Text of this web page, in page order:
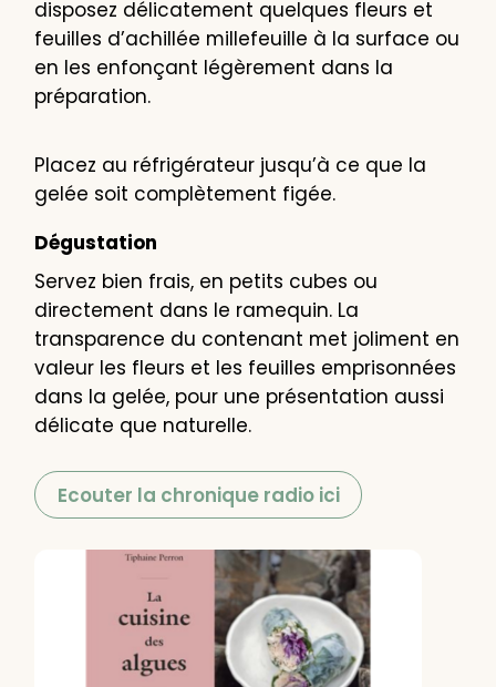
disposez délicatement quelques fleurs et
feuilles d’achillée millefeuille à la surface ou
en les enfonçant légèrement dans la
préparation.
Placez au réfrigérateur jusqu’à ce que la
gelée soit complètement figée.
Dégustation
Servez bien frais, en petits cubes ou
directement dans le ramequin. La
transparence du contenant met joliment en
valeur les fleurs et les feuilles emprisonnées
dans la gelée, pour une présentation aussi
délicate que naturelle.
Ecouter la chronique radio ici